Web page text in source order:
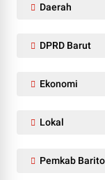
Daerah
DPRD Barut
Ekonomi
Lokal
Pemkab